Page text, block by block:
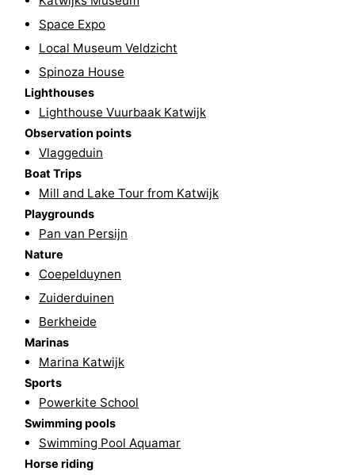
The
Hague
Rotterdam
Rockanje
Weather
Contact
Space Expo
Local Museum Veldzicht
Spinoza House
Lighthouses
Lighthouse Vuurbaak Katwijk
Observation points
Vlaggeduin
Boat Trips
Mill and Lake Tour from Katwijk
Playgrounds
Pan van Persijn
Nature
Coepelduynen
Zuiderduinen
Berkheide
Marinas
Marina Katwijk
Sports
Powerkite School
Swimming pools
Swimming Pool Aquamar
Horse riding